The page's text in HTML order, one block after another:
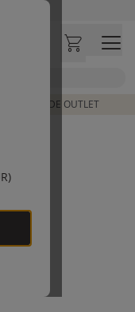
| SHOP DE OUTLET